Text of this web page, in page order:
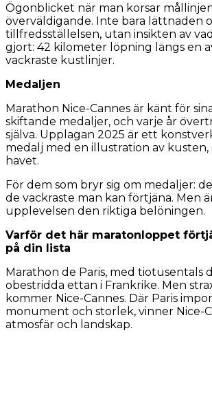
Ögonblicket när man korsar
överväldigande. Inte bara lättnaden
tillfredsställelsen, utan insikten av
gjort: 42 kilometer löpning längs en
vackraste kustlinjer.
Medaljen
Marathon Nice-Cannes är känt för
skiftande medaljer, och varje år
själva. Upplagan 2025 är ett
medalj med en illustration av
havet.
För dem som bryr sig om medaljer:
de vackraste man kan förtjäna. Men
upplevelsen den riktiga belöningen.
Varför det här maratonloppet
på din lista
Marathon de Paris, med tiotusentals
obestridda ettan i Frankrike. Men
kommer Nice-Cannes. Där Paris
monument och storlek, vinner Nice-
atmosfär och landskap.